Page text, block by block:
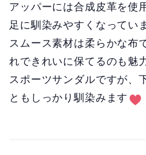
アッパーには合成皮革を使
足に馴染みやすくなってい
スムース素材は柔らかな布
れできれいに保てるのも魅
スポーツサンダルですが、
ともしっかり馴染みます